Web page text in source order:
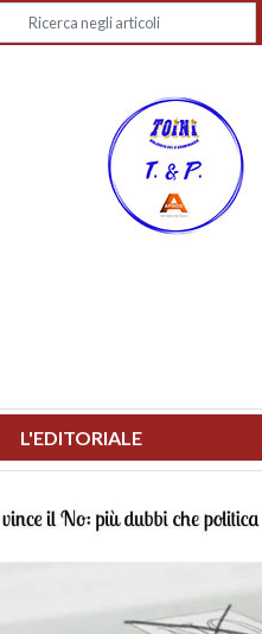
L'EDITORIALE